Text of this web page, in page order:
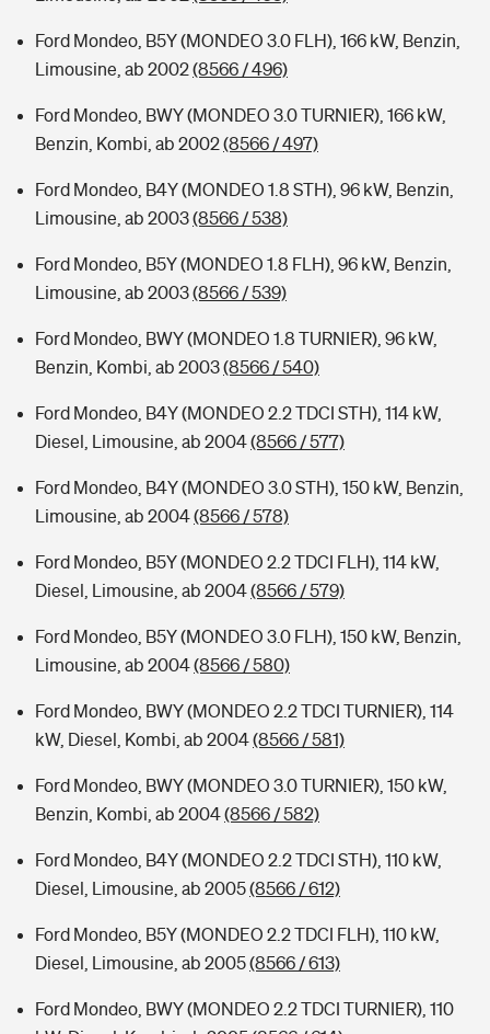
Ford Mondeo, B5Y (MONDEO 3.0 FLH), 166 kW, Benzin,
Limousine, ab 2002(8566 / 496)
Ford Mondeo, BWY (MONDEO 3.0 TURNIER), 166 kW,
Benzin, Kombi, ab 2002(8566 / 497)
Ford Mondeo, B4Y (MONDEO 1.8 STH), 96 kW, Benzin,
Limousine, ab 2003(8566 / 538)
Ford Mondeo, B5Y (MONDEO 1.8 FLH), 96 kW, Benzin,
Limousine, ab 2003(8566 / 539)
Ford Mondeo, BWY (MONDEO 1.8 TURNIER), 96 kW,
Benzin, Kombi, ab 2003(8566 / 540)
Ford Mondeo, B4Y (MONDEO 2.2 TDCI STH), 114 kW,
Diesel, Limousine, ab 2004(8566 / 577)
Ford Mondeo, B4Y (MONDEO 3.0 STH), 150 kW, Benzin,
Limousine, ab 2004(8566 / 578)
Ford Mondeo, B5Y (MONDEO 2.2 TDCI FLH), 114 kW,
Diesel, Limousine, ab 2004(8566 / 579)
Ford Mondeo, B5Y (MONDEO 3.0 FLH), 150 kW, Benzin,
Limousine, ab 2004(8566 / 580)
Ford Mondeo, BWY (MONDEO 2.2 TDCI TURNIER), 114
kW, Diesel, Kombi, ab 2004(8566 / 581)
Ford Mondeo, BWY (MONDEO 3.0 TURNIER), 150 kW,
Benzin, Kombi, ab 2004(8566 / 582)
Ford Mondeo, B4Y (MONDEO 2.2 TDCI STH), 110 kW,
Diesel, Limousine, ab 2005(8566 / 612)
Ford Mondeo, B5Y (MONDEO 2.2 TDCI FLH), 110 kW,
Diesel, Limousine, ab 2005(8566 / 613)
Ford Mondeo, BWY (MONDEO 2.2 TDCI TURNIER), 110